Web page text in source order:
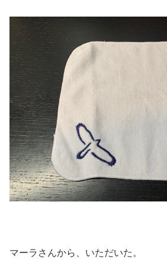
マーラさんから、いただいた。